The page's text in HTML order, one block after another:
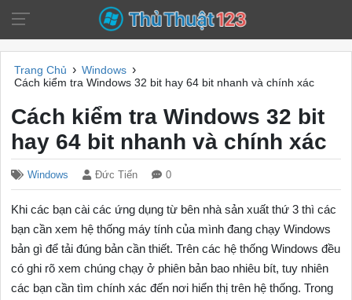
Trang Chủ › Windows ›
Cách kiểm tra Windows 32 bit hay 64 bit nhanh và chính xác
Cách kiểm tra Windows 32 bit
hay 64 bit nhanh và chính xác
Windows Đức Tiến 0
Khi các bạn cài các ứng dụng từ bên nhà sản xuất thứ 3 thì các
bạn cần xem hệ thống máy tính của mình đang chạy Windows
bản gì để tải đúng bản cần thiết. Trên các hệ thống Windows đều
có ghi rõ xem chúng chạy ở phiên bản bao nhiêu bít, tuy nhiên
các bạn cần tìm chính xác đến nơi hiển thị trên hệ thống. Trong